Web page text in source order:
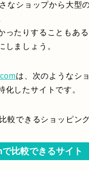
なショップから大型
ったりすることもあ
しましょう。
は、次のようなシ
化したサイトです。
較できるショッピン
比較できるサイト